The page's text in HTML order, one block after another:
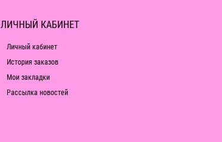
ЛИЧНЫЙ КАБИНЕТ
Личный кабинет
История заказов
Мои закладки
Рассылка новостей